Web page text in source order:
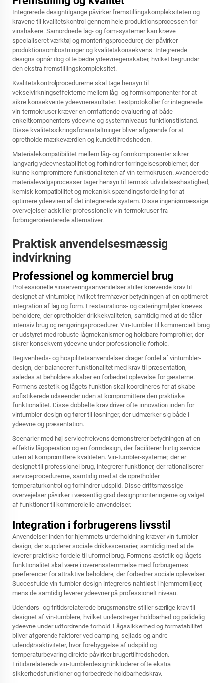
Integrerede designtilgange påvirker fremstillingskompleksiteten og
kravene til kvalitetskontrol gennem hele produktionsprocessen for
vinshakere. Samordnede låg- og form-systemer kan kræve
specialiseret værktøj og monteringsprocedurer, der påvirker
produktionsomkostninger og kvalitetskonsekvens. Integrerede
designs opnår dog ofte bedre ydeevnegenskaber, hvilket begrundar
den ekstra fremstillingskompleksitet.
Kvalitetskontrolprocedurerne skal tage hensyn til
vekselvirkningseffekterne mellem låg- og formkomponenter for at
sikre konsekvente ydeevneresultater. Testprotokoller for integrerede
vin-termokruser kræver en omfattende evaluering af både
enkeltkomponenters ydeevne og systemniveaus funktionstilstand.
Disse kvalitetssikringsforanstaltninger bliver afgørende for at
opretholde mærkeværdien og kundetilfredsheden.
Materialekompatibilitet mellem låg- og formkomponenter sikrer
langvarig ydeevnestabilitet og forhindrer forringelsesproblemer, der
kunne kompromittere funktionaliteten af vin-termokrusen. Avancerede
materialevalgsprocesser tager hensyn til termisk udvidelseshastighed,
kemisk kompatibilitet og mekanisk spændingsfordeling for at
optimere ydeevnen af det integrerede system. Disse ingeniørmæssige
overvejelser adskiller professionelle vin-termokruser fra
forbrugerorienterede alternativer.
Praktisk anvendelsesmæssig
indvirkning
Professionel og kommerciel brug
Professionelle vinserveringsanvendelser stiller krævende krav til
designet af vintumbler, hvilket fremhæver betydningen af en optimeret
integration af låg og form. I restaurations- og cateringmiljøer kræves
beholdere, der opretholder drikkekvaliteten, samtidig med at de tåler
intensiv brug og rengøringsprocedurer. Vin-tumbler til kommercielt brug
er udstyret med robuste lågmekanismer og holdbare formprofiler, der
sikrer konsekvent ydeevne under professionelle forhold.
Begivenheds- og hospilitetsanvendelser drager fordel af vintumbler-
design, der balancerer funktionalitet med krav til præsentation,
således at beholdere skaber en forbedret oplevelse for gæsterne.
Formens æstetik og lågets funktion skal koordineres for at skabe
sofistikerede udseender uden at kompromittere den praktiske
funktionalitet. Disse dobbelte krav driver ofte innovation inden for
vintumbler-design og fører til løsninger, der udmærker sig både i
ydeevne og præsentation.
Scenarier med høj servicefrekvens demonstrerer betydningen af en
effektiv lågoperation og en formdesign, der faciliterer hurtig service
uden at kompromittere kvaliteten. Vin-tumbler-systemer, der er
designet til professionel brug, integrerer funktioner, der rationaliserer
serviceprocedurerne, samtidig med at de opretholder
temperaturkontrol og forhindrer udspild. Disse driftsmæssige
overvejelser påvirker i væsentlig grad designprioriteringerne og valget
af funktioner til kommercielle anvendelser.
Integration i forbrugerens livsstil
Anvendelser inden for hjemmets underholdning kræver vin-tumbler-
design, der supplerer sociale drikkescenarier, samtidig med at de
leverer praktiske fordele til uformel brug. Formens æstetik og lågets
funktionalitet skal være i overensstemmelse med forbrugernes
præferencer for attraktive beholdere, der forbedrer sociale oplevelser.
Succesfulde vin-tumbler-design integreres nahtløst i hjemmemiljøer,
mens de samtidig leverer ydeevner på professionelt niveau.
Udendørs- og fritidsrelaterede brugsmønstre stiller særlige krav til
designet af vin-tumblere, hvilket understreger holdbarhed og pålidelig
ydeevne under udfordrende forhold. Lågssikkerhed og formstabilitet
bliver afgørende faktorer ved camping, sejlads og andre
udendørsaktiviteter, hvor forebyggelse af udspild og
temperaturbevaring direkte påvirker brugertilfredsheden.
Fritidsrelaterede vin-tumblerdesign inkluderer ofte ekstra
sikkerhedsfunktioner og forbedrede holdbarhedskrav.